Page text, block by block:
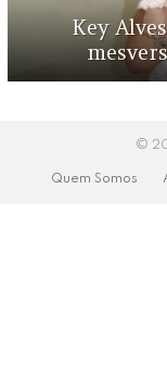
Key
©
Quem Somos